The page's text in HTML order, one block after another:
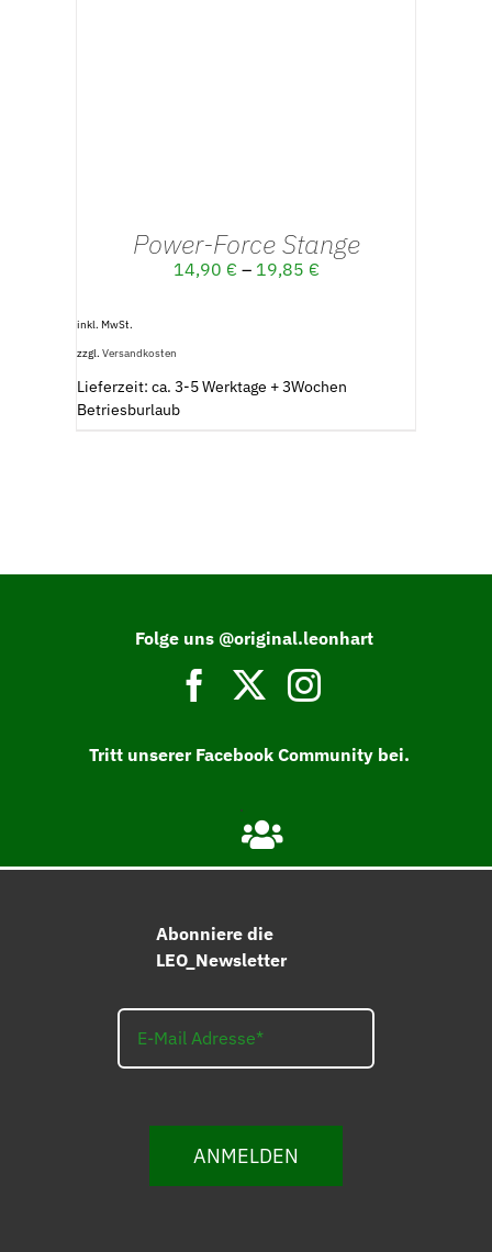
Power-Force Stange
14,90 € – 19,85 €
inkl. MwSt.
zzgl. Versandkosten
Lieferzeit: ca. 3-5 Werktage + 3Wochen
Betriesburlaub
Folge uns @original.leonhart
Tritt unserer Facebook Community bei.
Abonniere die
LEO_Newsletter
ANMELDEN